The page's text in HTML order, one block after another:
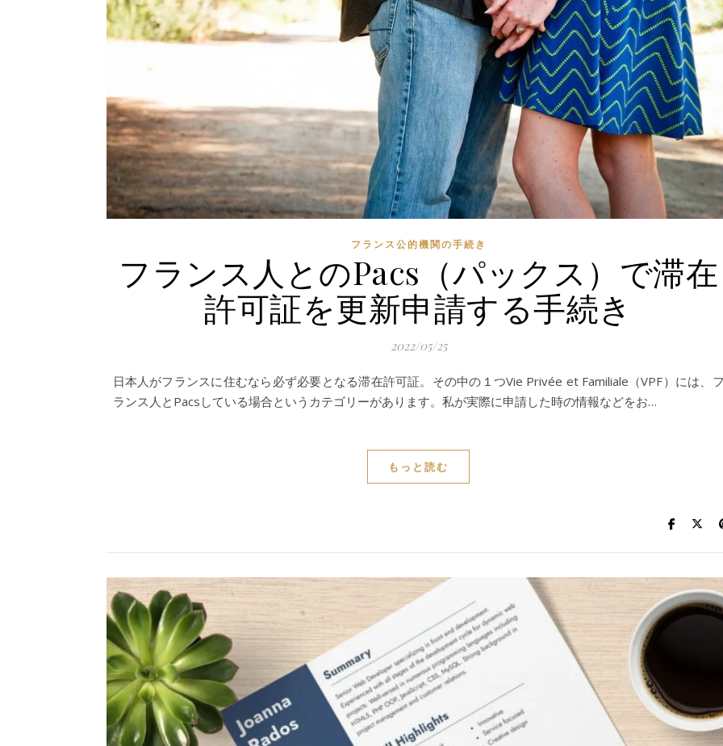
フランス公的機関の手続き
フランス人とのPacs（パックス）で滞在
許可証を更新申請する手続き
2022/05/25
日本人がフランスに住むなら必ず必要となる滞在許可証。その中の１つVie Privée et Familiale（VPF）には、
ランス人とPacsしている場合というカテゴリーがあります。私が実際に申請した時の情報などをお…
もっと読む